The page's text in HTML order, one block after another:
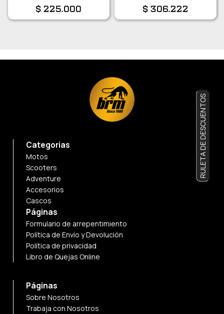
$225.000 $306.222
Categorias
Motos
Scooters
Adventure
Accesorios
Cascos
Páginas
Formulario de arrepentimiento
Política de Envío y Devolución
Política de privacidad
Libro de Quejas Online
Páginas
Sobre Nosotros
Trabaja con Nosotros
RULETA DE DESCUENTOS